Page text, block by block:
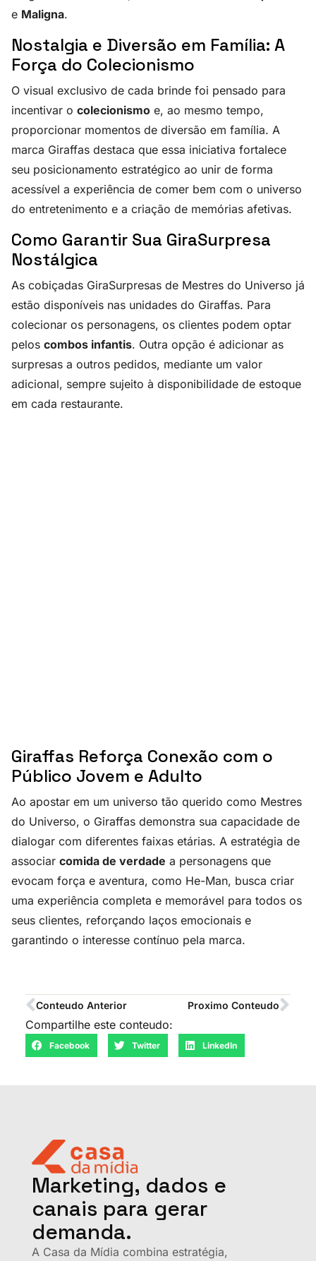
e Maligna.
Nostalgia e Diversão em Família: A
Força do Colecionismo
O visual exclusivo de cada brinde foi pensado para
incentivar o colecionismo e, ao mesmo tempo,
proporcionar momentos de diversão em família. A
marca Giraffas destaca que essa iniciativa fortalece
seu posicionamento estratégico ao unir de forma
acessível a experiência de comer bem com o universo
do entretenimento e a criação de memórias afetivas.
Como Garantir Sua GiraSurpresa
Nostálgica
As cobiçadas GiraSurpresas de Mestres do Universo já
estão disponíveis nas unidades do Giraffas. Para
colecionar os personagens, os clientes podem optar
pelos combos infantis. Outra opção é adicionar as
surpresas a outros pedidos, mediante um valor
adicional, sempre sujeito à disponibilidade de estoque
em cada restaurante.
Giraffas Reforça Conexão com o
Público Jovem e Adulto
Ao apostar em um universo tão querido como Mestres
do Universo, o Giraffas demonstra sua capacidade de
dialogar com diferentes faixas etárias. A estratégia de
associar comida de verdade a personagens que
evocam força e aventura, como He-Man, busca criar
uma experiência completa e memorável para todos os
seus clientes, reforçando laços emocionais e
garantindo o interesse contínuo pela marca.
Conteudo Anterior Proximo Conteudo
Compartilhe este conteudo:
Facebook Twitter LinkedIn
Marketing, dados e
canais para gerar
demanda.
A Casa da Mídia combina estratégia,